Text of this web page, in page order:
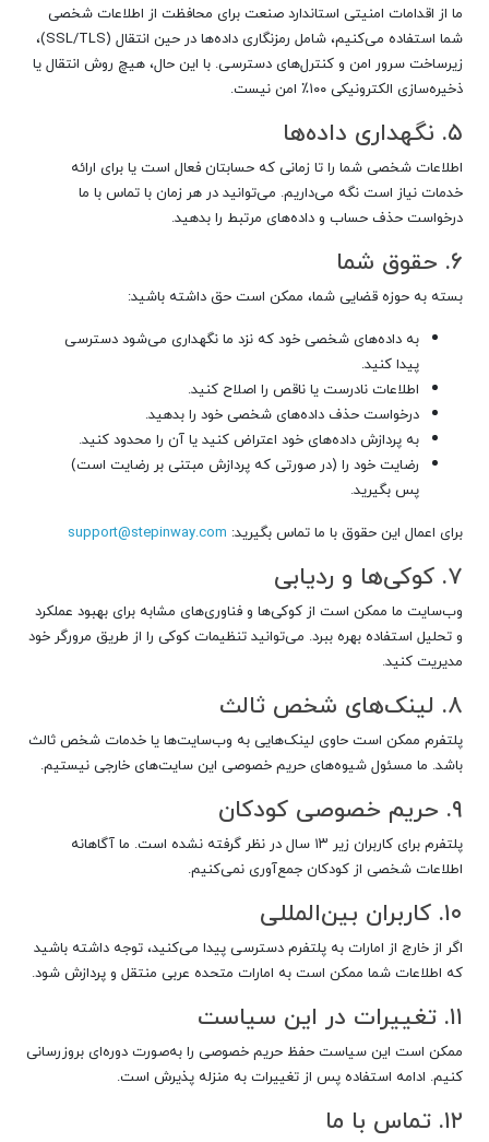
ما از اقدامات امنیتی استاندارد صنعت برای محافظت از اطلاعات شخصی
شما استفاده می‌کنیم، شامل رمزنگاری داده‌ها در حین انتقال (SSL/TLS)،
زیرساخت سرور امن و کنترل‌های دسترسی. با این حال، هیچ روش انتقال یا
ذخیره‌سازی الکترونیکی ۱۰۰٪ امن نیست.
۵. نگهداری داده‌ها
اطلاعات شخصی شما را تا زمانی که حسابتان فعال است یا برای ارائه
خدمات نیاز است نگه می‌داریم. می‌توانید در هر زمان با تماس با ما
درخواست حذف حساب و داده‌های مرتبط را بدهید.
۶. حقوق شما
بسته به حوزه قضایی شما، ممکن است حق داشته باشید:
به داده‌های شخصی خود که نزد ما نگهداری می‌شود دسترسی
پیدا کنید.
اطلاعات نادرست یا ناقص را اصلاح کنید.
درخواست حذف داده‌های شخصی خود را بدهید.
به پردازش داده‌های خود اعتراض کنید یا آن را محدود کنید.
رضایت خود را (در صورتی که پردازش مبتنی بر رضایت است)
پس بگیرید.
برای اعمال این حقوق با ما تماس بگیرید: support@stepinway.com
۷. کوکی‌ها و ردیابی
وب‌سایت ما ممکن است از کوکی‌ها و فناوری‌های مشابه برای بهبود عملکرد
و تحلیل استفاده بهره ببرد. می‌توانید تنظیمات کوکی را از طریق مرورگر خود
مدیریت کنید.
۸. لینک‌های شخص ثالث
پلتفرم ممکن است حاوی لینک‌هایی به وب‌سایت‌ها یا خدمات شخص ثالث
باشد. ما مسئول شیوه‌های حریم خصوصی این سایت‌های خارجی نیستیم.
۹. حریم خصوصی کودکان
پلتفرم برای کاربران زیر ۱۳ سال در نظر گرفته نشده است. ما آگاهانه
اطلاعات شخصی از کودکان جمع‌آوری نمی‌کنیم.
۱۰. کاربران بین‌المللی
اگر از خارج از امارات به پلتفرم دسترسی پیدا می‌کنید، توجه داشته باشید
که اطلاعات شما ممکن است به امارات متحده عربی منتقل و پردازش شود.
۱۱. تغییرات در این سیاست
ممکن است این سیاست حفظ حریم خصوصی را به‌صورت دوره‌ای بروزرسانی
کنیم. ادامه استفاده پس از تغییرات به منزله پذیرش است.
۱۲. تماس با ما